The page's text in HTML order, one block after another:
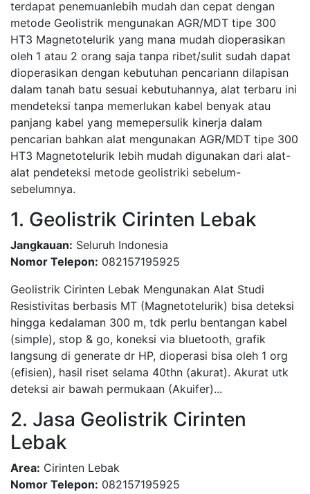
terdapat penemuanlebih mudah dan cepat dengan
metode Geolistrik mengunakan AGR/MDT tipe 300
HT3 Magnetotelurik yang mana mudah dioperasikan
oleh 1 atau 2 orang saja tanpa ribet/sulit sudah dapat
dioperasikan dengan kebutuhan pencariann dilapisan
dalam tanah batu sesuai kebutuhannya, alat terbaru ini
mendeteksi tanpa memerlukan kabel benyak atau
panjang kabel yang memepersulik kinerja dalam
pencarian bahkan alat mengunakan AGR/MDT tipe 300
HT3 Magnetotelurik lebih mudah digunakan dari alat-
alat pendeteksi metode geolistriki sebelum-
sebelumnya.
1. Geolistrik Cirinten Lebak
Jangkauan: Seluruh Indonesia
Nomor Telepon: 082157195925
Geolistrik Cirinten Lebak Mengunakan Alat Studi
Resistivitas berbasis MT (Magnetotelurik) bisa deteksi
hingga kedalaman 300 m, tdk perlu bentangan kabel
(simple), stop & go, koneksi via bluetooth, grafik
langsung di generate dr HP, dioperasi bisa oleh 1 org
(efisien), hasil riset selama 40thn (akurat). Akurat utk
deteksi air bawah permukaan (Akuifer)...
2. Jasa Geolistrik Cirinten
Lebak
Area: Cirinten Lebak
Nomor Telepon: 082157195925